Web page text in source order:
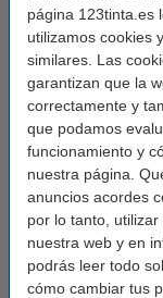
página 123tinta.es
utilizamos cookies
similares. Las
garantizan que la
correctamente y
que podamos
funcionamiento y
nuestra página.
anuncios acordes
por lo tanto,
nuestra web y en
podrás leer todo
cómo cambiar tus
Uso:
Adherencia:
Medidas:
Cantidad:
Núm fábrica:
Pack ahorro